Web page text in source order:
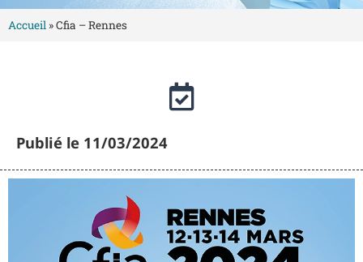
Accueil »Cfia – Rennes
Publié le 11/03/2024